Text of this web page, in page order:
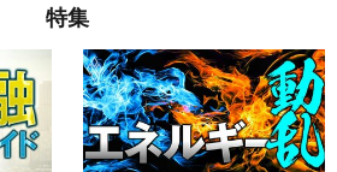
特集